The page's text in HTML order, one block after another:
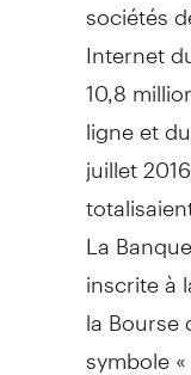
Internet
10,8
ligne et
juillet
La
inscrite à
la Bourse
symbole «